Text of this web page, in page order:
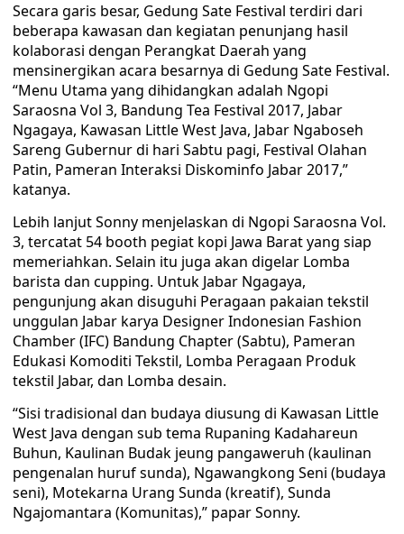
Secara garis besar, Gedung Sate Festival terdiri dari
beberapa kawasan dan kegiatan penunjang hasil
kolaborasi dengan Perangkat Daerah yang
mensinergikan acara besarnya di Gedung Sate Festival.
“Menu Utama yang dihidangkan adalah Ngopi
Saraosna Vol 3, Bandung Tea Festival 2017, Jabar
Ngagaya, Kawasan Little West Java, Jabar Ngaboseh
Sareng Gubernur di hari Sabtu pagi, Festival Olahan
Patin, Pameran Interaksi Diskominfo Jabar 2017,”
katanya.
Lebih lanjut Sonny menjelaskan di Ngopi Saraosna Vol.
3, tercatat 54 booth pegiat kopi Jawa Barat yang siap
memeriahkan. Selain itu juga akan digelar Lomba
barista dan cupping. Untuk Jabar Ngagaya,
pengunjung akan disuguhi Peragaan pakaian tekstil
unggulan Jabar karya Designer Indonesian Fashion
Chamber (IFC) Bandung Chapter (Sabtu), Pameran
Edukasi Komoditi Tekstil, Lomba Peragaan Produk
tekstil Jabar, dan Lomba desain.
“Sisi tradisional dan budaya diusung di Kawasan Little
West Java dengan sub tema Rupaning Kadahareun
Buhun, Kaulinan Budak jeung pangaweruh (kaulinan
pengenalan huruf sunda), Ngawangkong Seni (budaya
seni), Motekarna Urang Sunda (kreatif), Sunda
Ngajomantara (Komunitas),” papar Sonny.